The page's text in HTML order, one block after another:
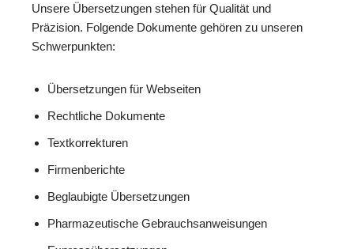
Unsere Übersetzungen stehen für Qualität und
Präzision. Folgende Dokumente gehören zu unseren
Schwerpunkten:
Übersetzungen für Webseiten
Rechtliche Dokumente
Textkorrekturen
Firmenberichte
Beglaubigte Übersetzungen
Pharmazeutische Gebrauchsanweisungen